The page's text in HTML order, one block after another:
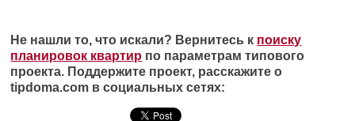
Не нашли то, что искали? Вернитесь к поиску
планировок квартир по параметрам типового
проекта. Поддержите проект, расскажите о
tipdoma.com в социальных сетях: